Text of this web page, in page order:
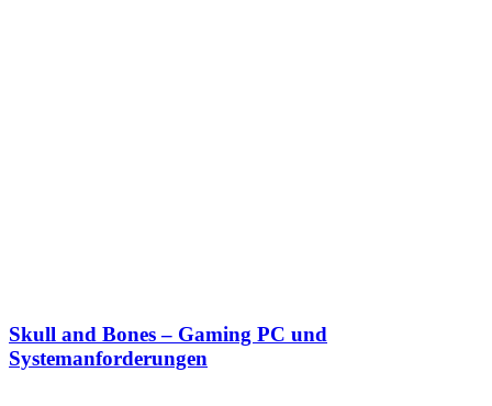
Skull and Bones – Gaming PC und
Systemanforderungen